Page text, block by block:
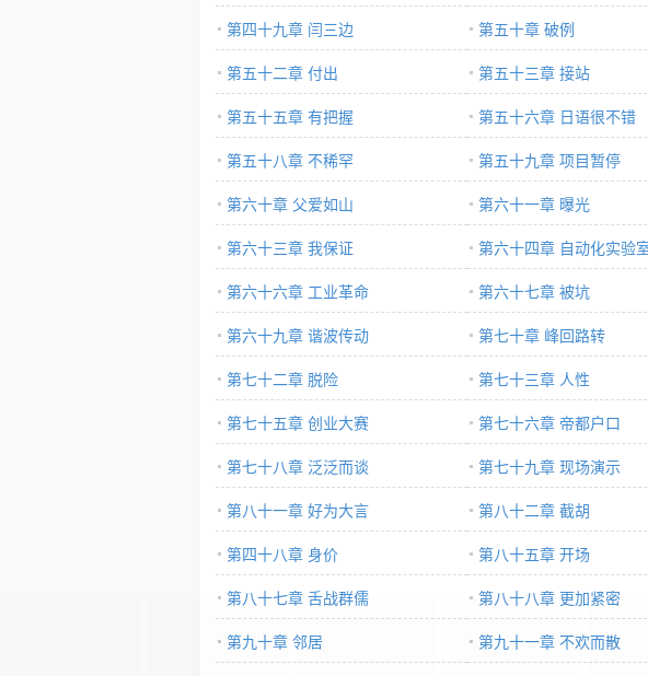
第四十九章 闫三边
第五十章 破例
第五十二章 付出
第五十三章 接站
第五十五章 有把握
第五十六章 日语很不错
第五十八章 不稀罕
第五十九章 项目暂停
第六十章 父爱如山
第六十一章 曝光
第六十三章 我保证
第六十四章 自动化实验
第六十六章 工业革命
第六十七章 被坑
第六十九章 谐波传动
第七十章 峰回路转
第七十二章 脱险
第七十三章 人性
第七十五章 创业大赛
第七十六章 帝都户口
第七十八章 泛泛而谈
第七十九章 现场演示
第八十一章 好为大言
第八十二章 截胡
第四十八章 身价
第八十五章 开场
第八十七章 舌战群儒
第八十八章 更加紧密
第九十章 邻居
第九十一章 不欢而散